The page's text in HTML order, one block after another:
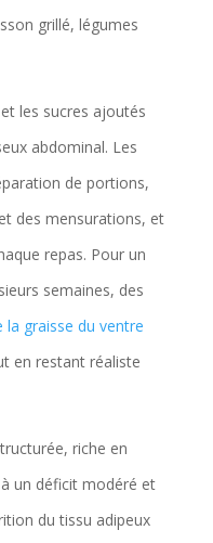
grillé, légumes
les sucres ajoutés
abdominal. Les
de portions,
des mensurations, et
repas. Pour un
semaines, des
graisse du ventre
en restant réaliste
riche en
un déficit modéré et
du tissu adipeux